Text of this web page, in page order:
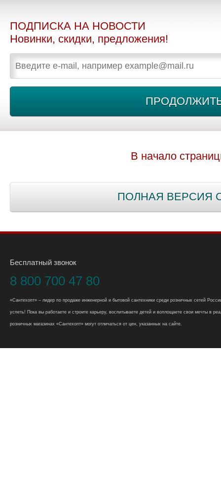
ПОДПИСКА НА НОВОСТИ
Новинки, скидки, предложения!
В начало
ПОЛНАЯ ВЕРСИЯ
Бесплатный звонок
8 800 700 47 80
«Сантехопт» – лидер по продаже инженерной и бытовой сантехники среди розничных сетей
успеть! Пока вы работаете и строите карьеру, воспитываете детей и воплощаете свои мечты в
розничных магазинах «Сантехопт» могут отличаться от цен, указанных на сайте.